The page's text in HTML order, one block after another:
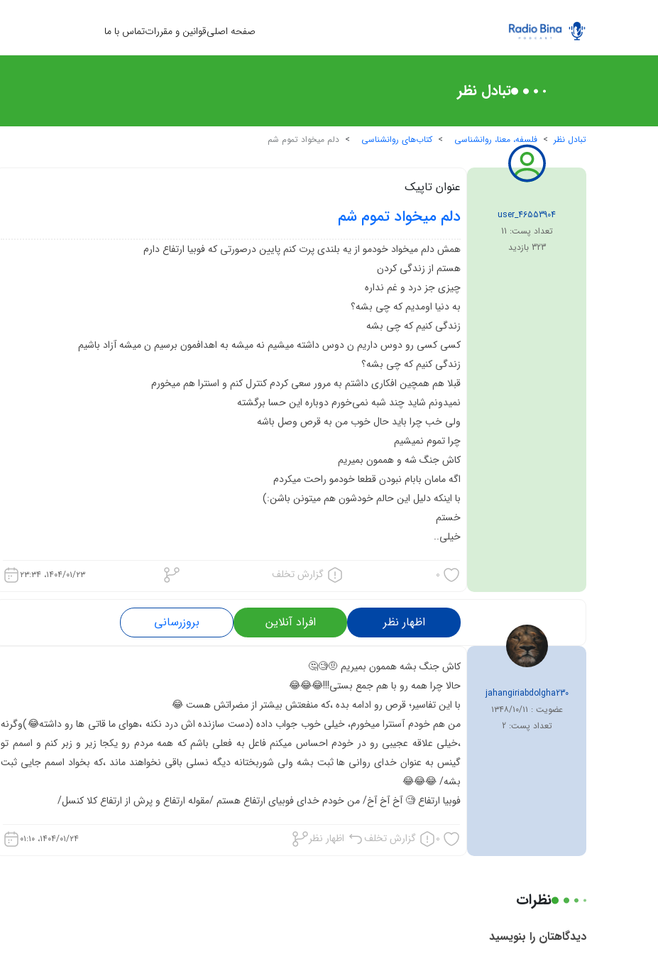
صفحه اصلیقوانین و مقرراتتماس با ما
تبادل نظر
تبادل نظر فلسفه، معنا، روانشناسی کتاب‌های روانشناسی دلم میخواد تموم شم
user_46553904
تعداد پست: 11
323 بازدید
عنوان تاپیک
دلم میخواد تموم شم
همش دلم میخواد خودمو از یه بلندی پرت کنم پایین درصورتی که فوبیا ارتفاع دارم
هستم از زندگی کردن
چیزی جز درد و غم نداره
به دنیا اومدیم که چی بشه؟
زندگی کنیم که چی بشه
کسی کسی رو دوس داریم ن دوس داشته میشیم نه میشه به اهدافمون برسیم ن میشه آزاد باشیم
زندگی کنیم که چی بشه؟
قبلا هم همچین افکاری داشتم به مرور سعی کردم کنترل کنم و اسنترا هم میخورم
نمیدونم شاید چند شبه نمی‌خورم دوباره این حسا برگشته
ولی خب چرا باید حال خوب من به قرص وصل باشه
چرا تموم نمیشیم
کاش جنگ شه و هممون بمیریم
اگه مامان بابام نبودن قطعا خودمو راحت میکردم
با اینکه دلیل این حالم خودشون هم میتونن باشن:)
خستم
خیلی..
0 گزارش تخلف ۱۴۰۴/۰۱/۲۳، ۲۳:۳۴
اظهار نظر افراد آنلاین بروزرسانی
jahangiriabdolgha230
عضویت : ۱۳۴۸/۱۰/۱۱
تعداد پست:2
حالا چرا همه رو با هم جمع بستی!!!😂😂😂
با این تفاسیر؛ قرص رو ادامه بده ،که منفعتش بیشتر از مضراتش هست 😂
من هم خودم آسنترا میخورم، خیلی خوب جواب داده (دست سازنده اش درد نکنه ،هوای ما قاتی ها رو داشته😂)وگرنه
،خیلی علاقه عجیبی رو در خودم احساس میکنم فاعل به فعلی باشم که همه مردم رو یکجا زیر و زبر کنم و اسمم تو
گینس به عنوان خدای روانی ها ثبت بشه ولی شوربختانه دیگه نسلی باقی نخواهند ماند ،که بخواد اسمم جایی ثبت
بشه/ 😂😂😂
فوبیا ارتفاع 🧐 آخ آخ آخ/ من خودم خدای فوبیای ارتفاع هستم /مقوله ارتفاع و پرش از ارتفاع کلا کنسل/
0 گزارش تخلف اظهار نظر ۱۴۰۴/۰۱/۲۴، ۰۱:۱۰
نظرات
دیدگاهتان را بنویسید